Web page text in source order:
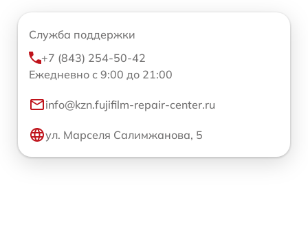
Служба поддержки
+7 (843) 254-50-42
Ежедневно с 9:00 до 21:00
info@kzn.fujifilm-repair-center.ru
ул. Марселя Салимжанова, 5